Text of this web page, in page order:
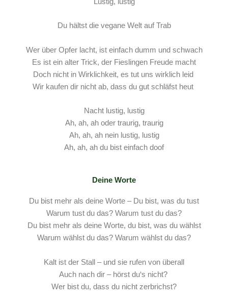
Du hältst die vegane Welt auf Trab
Wer über Opfer lacht, ist einfach dumm und schwach
Es ist ein alter Trick, der Fieslingen Freude macht
Doch nicht in Wirklichkeit, es tut uns wirklich leid
Wir kaufen dir nicht ab, dass du gut schläfst heut
Nacht lustig, lustig
Ah, ah, ah oder traurig, traurig
Ah, ah, ah nein lustig, lustig
Ah, ah, ah du bist einfach doof
Deine Worte
Du bist mehr als deine Worte – Du bist, was du tust
Warum tust du das? Warum tust du das?
Du bist mehr als deine Worte, du bist, was du wählst
Warum wählst du das? Warum wählst du das?
Kalt ist der Stall – und sie rufen von überall
Auch nach dir – hörst du‘s nicht?
Wer bist du, dass du nicht zerbrichst?